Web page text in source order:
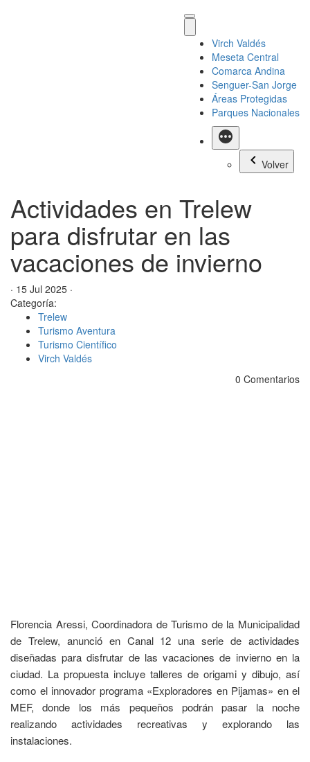
Virch Valdés
Meseta Central
Comarca Andina
Senguer-San Jorge
Áreas Protegidas
Parques Nacionales
Más
Volver
Actividades en Trelew
para disfrutar en las
vacaciones de invierno
· 15 Jul 2025 ·
Categoría:
Trelew
Turismo Aventura
Turismo Científico
Virch Valdés
0 Comentarios
Florencia Aressi, Coordinadora de Turismo de la Municipalidad
de Trelew, anunció en Canal 12 una serie de actividades
diseñadas para disfrutar de las vacaciones de invierno en la
ciudad. La propuesta incluye talleres de origami y dibujo, así
como el innovador programa «Exploradores en Pijamas» en el
MEF, donde los más pequeños podrán pasar la noche
realizando actividades recreativas y explorando las
instalaciones.